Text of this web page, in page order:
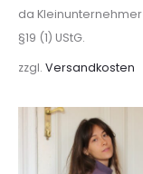
war:
da
§19 (1) UStG.
zzgl. Versandkosten